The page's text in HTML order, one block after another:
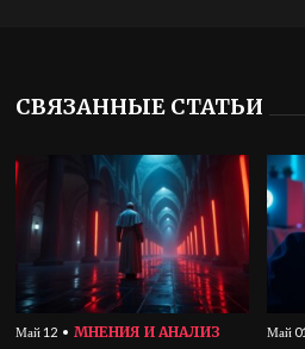
СВЯЗАННЫЕ СТАТЬИ
Май 12 МНЕНИЯ И АНАЛИЗ Май 01